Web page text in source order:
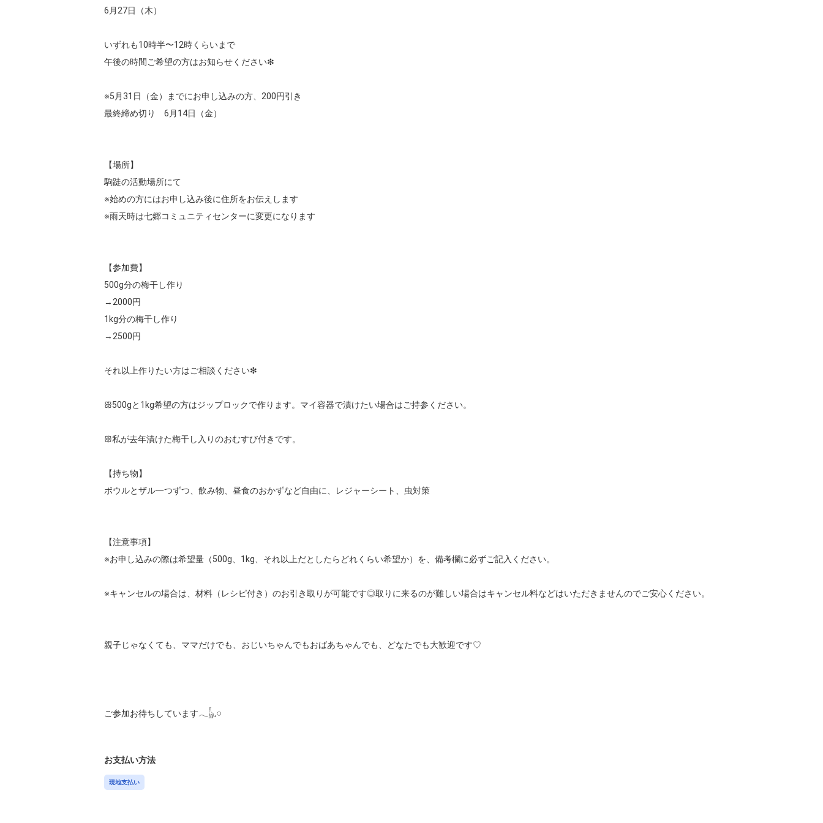
6月27日（木）
いずれも10時半〜12時くらいまで
午後の時間ご希望の方はお知らせください❇︎
※5月31日（金）までにお申し込みの方、200円引き
最終締め切り　6月14日（金）
【場所】
駒跿の活動場所にて
※始めの方にはお申し込み後に住所をお伝えします
※雨天時は七郷コミュニティセンターに変更になります
【参加費】
500g分の梅干し作り
→2000円
1kg分の梅干し作り
→2500円
それ以上作りたい方はご相談ください❇︎
ꕥ500gと1kg希望の方はジップロックで作ります。マイ容器で漬けたい場合はご持参ください。
ꕥ私が去年漬けた梅干し入りのおむすび付きです。
【持ち物】
ボウルとザル一つずつ、飲み物、昼食のおかずなど自由に、レジャーシート、虫対策
【注意事項】
※お申し込みの際は希望量（500g、1kg、それ以上だとしたらどれくらい希望か）を、備考欄に必ずご記入ください。
※キャンセルの場合は、材料（レシピ付き）のお引き取りが可能です◎取りに来るのが難しい場合はキャンセル料などはいただきませんのでご安心ください。
親子じゃなくても、ママだけでも、おじいちゃんでもおばあちゃんでも、どなたでも大歓迎です♡
ご参加お待ちしています𓂃‪𓃱𓈒𓏸
お支払い方法
現地支払い